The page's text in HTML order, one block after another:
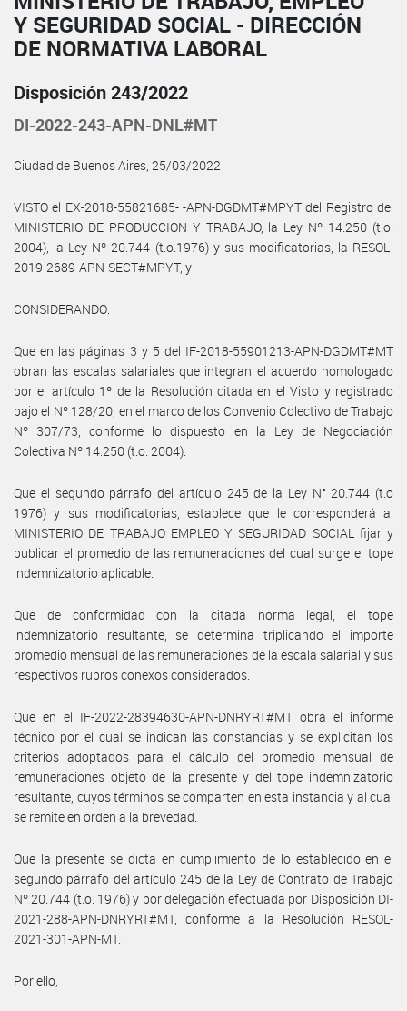
Y SEGURIDAD SOCIAL - DIRECCIÓN
DE NORMATIVA LABORAL
Disposición 243/2022
DI-2022-243-APN-DNL#MT
Ciudad de Buenos Aires, 25/03/2022
VISTO el EX-2018-55821685- -APN-DGDMT#MPYT del Registro del
MINISTERIO DE PRODUCCION Y TRABAJO, la Ley Nº 14.250 (t.o.
2004), la Ley Nº 20.744 (t.o.1976) y sus modificatorias, la RESOL-
2019-2689-APN-SECT#MPYT, y
CONSIDERANDO:
Que en las páginas 3 y 5 del IF-2018-55901213-APN-DGDMT#MT
obran las escalas salariales que integran el acuerdo homologado
por el artículo 1º de la Resolución citada en el Visto y registrado
bajo el Nº 128/20, en el marco de los Convenio Colectivo de Trabajo
Nº 307/73, conforme lo dispuesto en la Ley de Negociación
Colectiva Nº 14.250 (t.o. 2004).
Que el segundo párrafo del artículo 245 de la Ley N° 20.744 (t.o
1976) y sus modificatorias, establece que le corresponderá al
MINISTERIO DE TRABAJO EMPLEO Y SEGURIDAD SOCIAL fijar y
publicar el promedio de las remuneraciones del cual surge el tope
indemnizatorio aplicable.
Que de conformidad con la citada norma legal, el tope
indemnizatorio resultante, se determina triplicando el importe
promedio mensual de las remuneraciones de la escala salarial y sus
respectivos rubros conexos considerados.
Que en el IF-2022-28394630-APN-DNRYRT#MT obra el informe
técnico por el cual se indican las constancias y se explicitan los
criterios adoptados para el cálculo del promedio mensual de
remuneraciones objeto de la presente y del tope indemnizatorio
resultante, cuyos términos se comparten en esta instancia y al cual
se remite en orden a la brevedad.
Que la presente se dicta en cumplimiento de lo establecido en el
segundo párrafo del artículo 245 de la Ley de Contrato de Trabajo
Nº 20.744 (t.o. 1976) y por delegación efectuada por Disposición DI-
2021-288-APN-DNRYRT#MT, conforme a la Resolución RESOL-
2021-301-APN-MT.
Por ello,